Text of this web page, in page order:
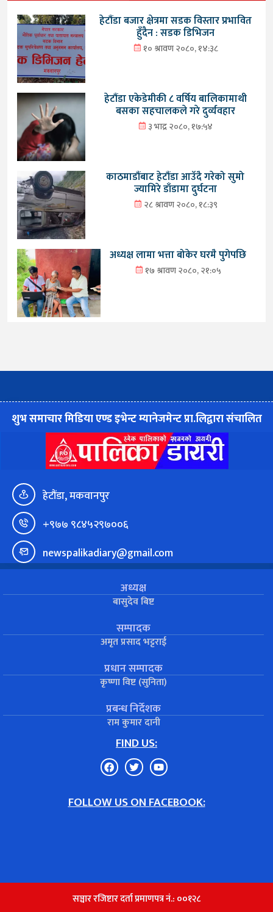
हेटौंडा बजार क्षेत्रमा सडक विस्तार प्रभावित
हुँदैन : सडक डिभिजन
१० श्रावण २०८०, १४:३८
हेटौंडा एकेडेमीकी ८ वर्षिय बालिकामाथी
बसका सहचालकले गरे दुर्व्यवहार
३ भाद्र २०८०, १७:५४
काठमाडौंबाट हेटौंडा आउँदै गरेको सुमो
ज्यामिरे डाँडामा दुर्घटना
२८ श्रावण २०८०, १८:३९
अध्यक्ष लामा भत्ता बोकेर घरमै पुगेपछि
१७ श्रावण २०८०, २१:०५
शुभ समाचार मिडिया एण्ड इभेन्ट म्यानेजमेन्ट प्रा.लिद्वारा संचालित
हेटौंडा, मकवानपुर
+९७७ ९८४५२९७००६
newspalikadiary@gmail.com
अध्यक्ष
बासुदेव बिष्ट
सम्पादक
अमृत प्रसाद भट्टराई
प्रधान सम्पादक
कृष्णा विष्ट (सुनिता)
प्रबन्ध निर्देशक
राम कुमार दानी
FIND US:
FOLLOW US ON FACEBOOK:
सञ्चार रजिष्टार दर्ता प्रमाणपत्र नं.: ००१२८